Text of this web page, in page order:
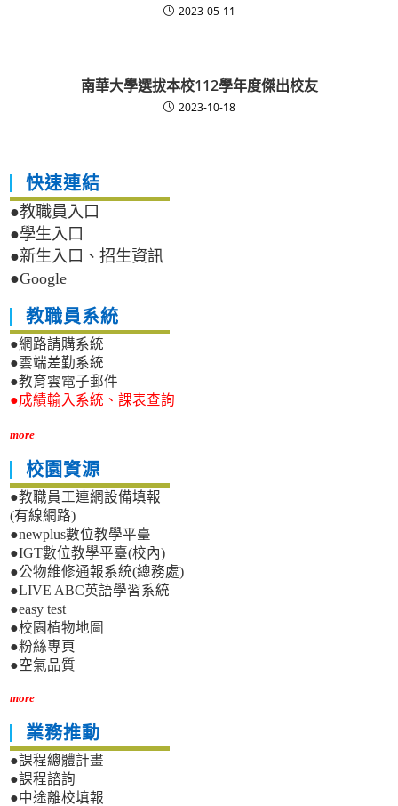
2023-05-11
南華大學選拔本校112學年度傑出校友
2023-10-18
快速連結
●教職員入口
●學生入口
●新生入口、招生資訊
●Google
教職員系統
●網路請購系統
●雲端差勤系統
●教育雲電子郵件
●成績輸入系統、課表查詢
more
校園資源
●教職員工連網設備填報
(有線網路)
●newplus數位教學平臺
●IGT數位教學平臺(校內)
●公物維修通報系統(總務處)
●LIVE ABC英語學習系統
●easy test
●校園植物地圖
●粉絲專頁
●空氣品質
more
業務推動
●課程總體計畫
●課程諮詢
●中途離校填報